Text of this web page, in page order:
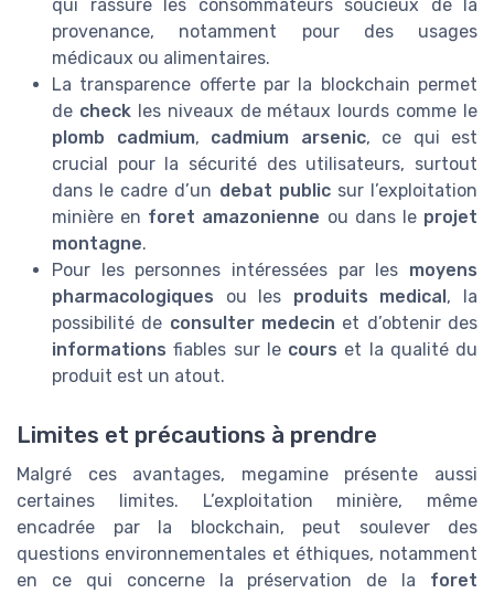
qui rassure les consommateurs soucieux de la
provenance, notamment pour des usages
médicaux ou alimentaires.
La transparence offerte par la blockchain permet
de checkles niveaux de métaux lourds comme le
plomb cadmium, cadmium arsenic, ce qui est
crucial pour la sécurité des utilisateurs, surtout
dans le cadre d’un debat publicsur l’exploitation
minière en foret amazonienne ou dans le projet
montagne.
Pour les personnes intéressées par les moyens
pharmacologiques ou les produits medical, la
possibilité de consulter medecin et d’obtenir des
informations fiables sur le cours et la qualité du
produit est un atout.
Limites et précautions à prendre
Malgré ces avantages, megamine présente aussi
certaines limites. L’exploitation minière, même
encadrée par la blockchain, peut soulever des
questions environnementales et éthiques, notamment
en ce qui concerne la préservation de la foret